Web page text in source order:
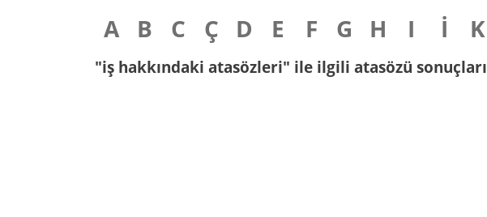
A B C Ç D E F G H I İ K
"iş hakkındaki atasözleri" ile ilgili atasözü sonuçları